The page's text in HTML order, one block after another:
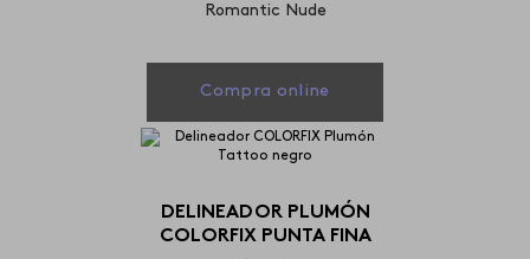
Romantic Nude
Compra online
DELINEADOR PLUMÓN
COLORFIX PUNTA FINA